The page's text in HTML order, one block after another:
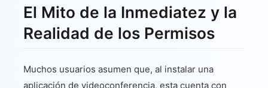
El Mito de la Inmediatez y la
Realidad de los Permisos
Muchos usuarios asumen que, al instalar una
aplicación de videoconferencia, esta cuenta con